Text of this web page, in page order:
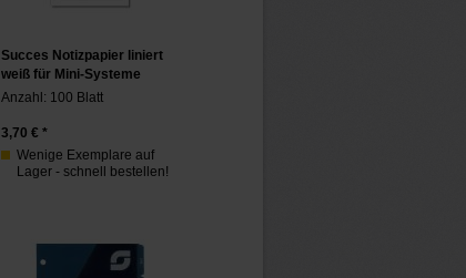
Succes Notizpapier liniert
weiß für Mini-Systeme
Anzahl: 100 Blatt
3,70 € *
Wenige Exemplare auf
Lager - schnell bestellen!